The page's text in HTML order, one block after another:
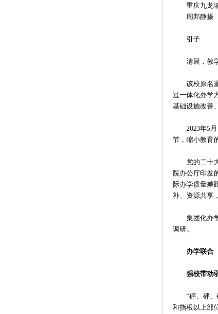
重庆九龙坡
周邦静摄
引子
清晨，教学
该校原名重
过一体化办学
基础设施改善
2023年5月
节，缩小教育
党的二十大
院办公厅印发
际办学质量差
补、资源共享
集团化办学
调研。
办学联合
强校带动弱
“砰、砰、砰
和指根以上部